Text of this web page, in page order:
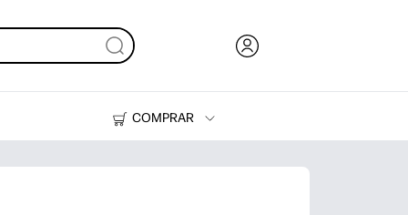
COMPRAR
Impresoras